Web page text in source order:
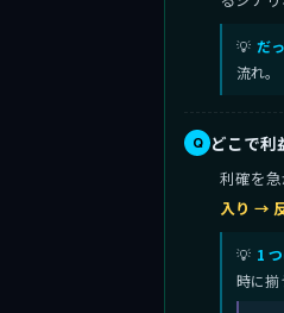
だ
流れ。
どこで利
利確を
入り →
1
時に揃